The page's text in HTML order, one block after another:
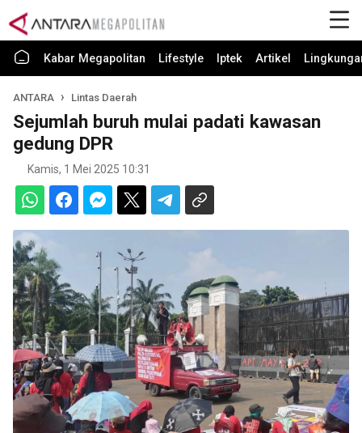
Kabar Megapolitan Lifestyle Iptek Artikel
ANTARA Lintas Daerah
Sejumlah buruh mulai padati kawasan
gedung DPR
Kamis, 1 Mei 2025 10:31